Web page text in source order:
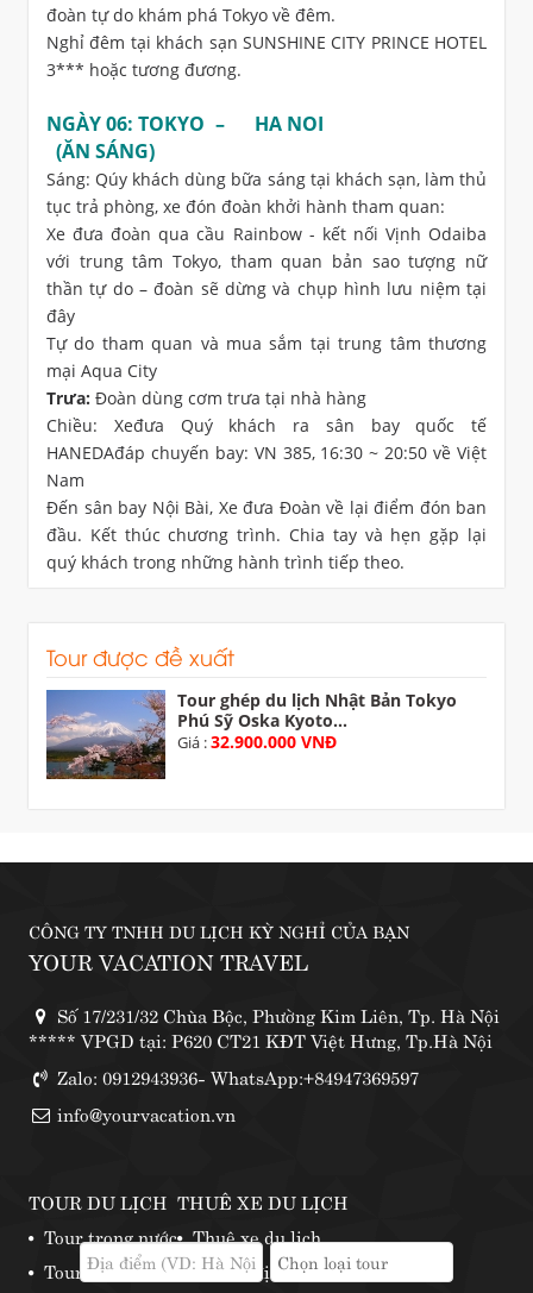
đoàn tự do khám phá Tokyo về đêm.
Nghỉ đêm tại khách sạn SUNSHINE CITY PRINCE HOTEL
3*** hoặc tương đương.
NGÀY 06: TOKYO – HA NOI
(ĂN SÁNG)
Sáng: Qúy khách dùng bữa sáng tại khách sạn, làm thủ
tục trả phòng, xe đón đoàn khởi hành tham quan:
Xe đưa đoàn qua cầu Rainbow - kết nối Vịnh Odaiba
với trung tâm Tokyo, tham quan bản sao tượng nữ
thần tự do – đoàn sẽ dừng và chụp hình lưu niệm tại
đây
Tự do tham quan và mua sắm tại trung tâm thương
mại Aqua City
Trưa: Đoàn dùng cơm trưa tại nhà hàng
Chiều: Xeđưa Quý khách ra sân bay quốc tế
HANEDAđáp chuyến bay: VN 385, 16:30 ~ 20:50 về Việt
Nam
Đến sân bay Nội Bài, Xe đưa Đoàn về lại điểm đón ban
đầu. Kết thúc chương trình. Chia tay và hẹn gặp lại
quý khách trong những hành trình tiếp theo.
Tour được đề xuất
Tour ghép du lịch Nhật Bản Tokyo
Phú Sỹ Oska Kyoto...
Giá :32.900.000 VNĐ
CÔNG TY TNHH DU LỊCH KỲ NGHỈ CỦA BẠN
YOUR VACATION TRAVEL
Số 17/231/32 Chùa Bộc, Phường Kim Liên, Tp. Hà Nội
***** VPGD tại: P620 CT21 KĐT Việt Hưng, Tp.Hà Nội
Zalo: 0912943936- WhatsApp:+84947369597
info@yourvacation.vn
TOUR DU LỊCH
Tour trong nước
Tour nước ngoài
THUÊ XE DU LỊCH
Thuê xe du lịch
Những địa điểm thuê xe phượt